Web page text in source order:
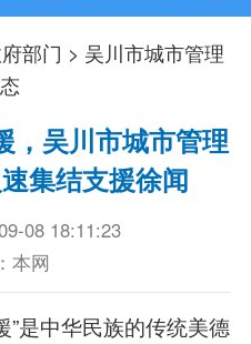
部门 > 吴川市城市管理
，吴川市城市管理
集结支援徐闻
08 18:11:23
本网
中华民族的传统美德